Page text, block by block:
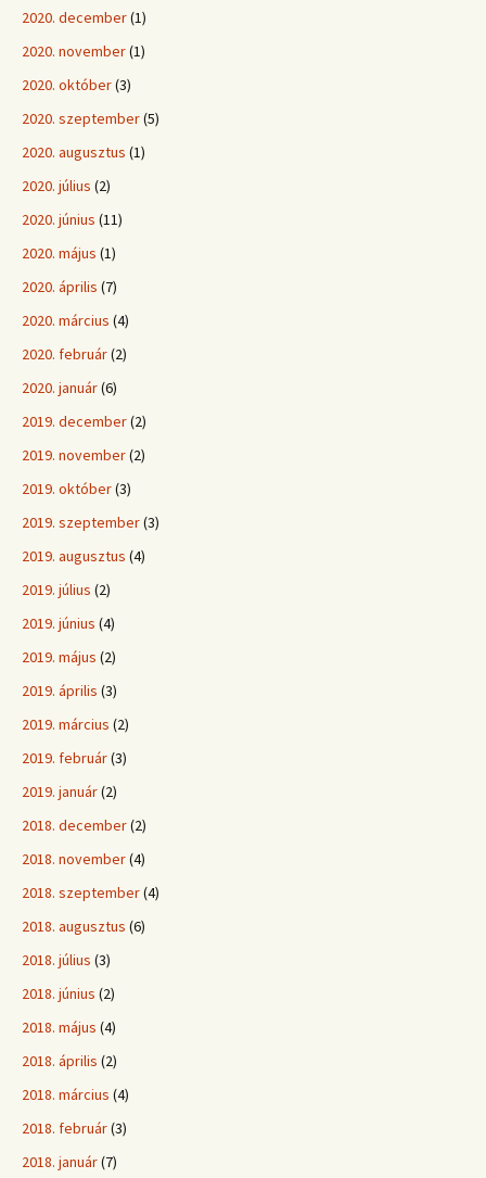
2020. december(1)
2020. november(1)
2020. október(3)
2020. szeptember(5)
2020. augusztus (1)
2020. július (2)
2020. június (11)
2020. május (1)
2020. április (7)
2020. március (4)
2020. február(2)
2020. január(6)
2019. december(2)
2019. november(2)
2019. október(3)
2019. szeptember(3)
2019. augusztus (4)
2019. július (2)
2019. június (4)
2019. május (2)
2019. április (3)
2019. március (2)
2019. február(3)
2019. január(2)
2018. december(2)
2018. november(4)
2018. szeptember(4)
2018. augusztus (6)
2018. július (3)
2018. június (2)
2018. május (4)
2018. április (2)
2018. március (4)
2018. február(3)
2018. január(7)